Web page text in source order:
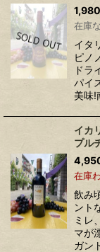
1,980
在庫
イタ
ピノ
ドラ
パイ
美味!
イカ
プル
在庫
飲み
ント
ミレ
マが
ガン